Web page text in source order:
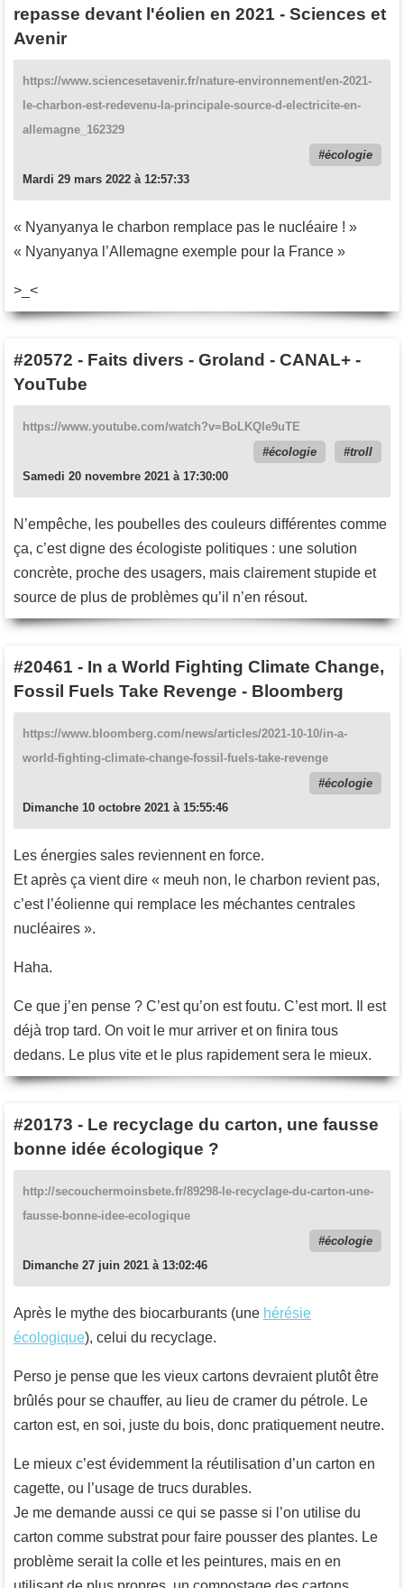
repasse devant l'éolien en 2021 - Sciences et
Avenir
https://www.sciencesetavenir.fr/nature-environnement/en-2021-
le-charbon-est-redevenu-la-principale-source-d-electricite-en-
allemagne_162329
écologie
Mardi 29 mars 2022 à 12:57:33
« Nyanyanya le charbon remplace pas le nucléaire ! »
« Nyanyanya l’Allemagne exemple pour la France »
>_<
#20572 - Faits divers - Groland - CANAL+ -
YouTube
https://www.youtube.com/watch?v=BoLKQIe9uTE
écologie
troll
Samedi 20 novembre 2021 à 17:30:00
N’empêche, les poubelles des couleurs différentes comme
ça, c’est digne des écologiste politiques : une solution
concrète, proche des usagers, mais clairement stupide et
source de plus de problèmes qu’il n’en résout.
#20461 - In a World Fighting Climate Change,
Fossil Fuels Take Revenge - Bloomberg
https://www.bloomberg.com/news/articles/2021-10-10/in-a-
world-fighting-climate-change-fossil-fuels-take-revenge
écologie
Dimanche 10 octobre 2021 à 15:55:46
Les énergies sales reviennent en force.
Et après ça vient dire « meuh non, le charbon revient pas,
c’est l’éolienne qui remplace les méchantes centrales
nucléaires ».
Haha.
Ce que j’en pense ? C’est qu’on est foutu. C’est mort. Il est
déjà trop tard. On voit le mur arriver et on finira tous
dedans. Le plus vite et le plus rapidement sera le mieux.
#20173 - Le recyclage du carton, une fausse
bonne idée écologique ?
http://secouchermoinsbete.fr/89298-le-recyclage-du-carton-une-
fausse-bonne-idee-ecologique
écologie
Dimanche 27 juin 2021 à 13:02:46
Après le mythe des biocarburants (une hérésie
écologique), celui du recyclage.
Perso je pense que les vieux cartons devraient plutôt être
brûlés pour se chauffer, au lieu de cramer du pétrole. Le
carton est, en soi, juste du bois, donc pratiquement neutre.
Le mieux c’est évidemment la réutilisation d’un carton en
cagette, ou l’usage de trucs durables.
Je me demande aussi ce qui se passe si l’on utilise du
carton comme substrat pour faire pousser des plantes. Le
problème serait la colle et les peintures, mais en en